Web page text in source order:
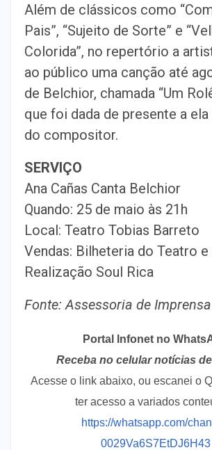
Além de clássicos como
Pais”, “Sujeito de Sorte” e
Colorida”, no repertório a
ao público uma canção até
de Belchior, chamada “Um
que foi dada de presente a
do compositor.
SERVIÇO
Ana Cañas Canta Belchior
Quando: 25 de maio às 21h
Local: Teatro Tobias Barreto
Vendas: Bilheteria do Teatro e
Realização Soul Rica
Fonte: Assessoria de Imprensa
Portal Infonet no
Receba no celular notícias
Acesse o link abaixo, ou escanei o
ter acesso a variados
https://whatsapp.com/
0029Va6S7EtDJ6H43